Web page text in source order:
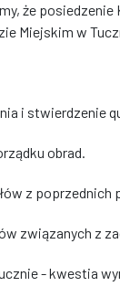
że posiedzenie
Miejskim w
i stwierdzenie
obrad.
z poprzednich
związanych z
- kwestia